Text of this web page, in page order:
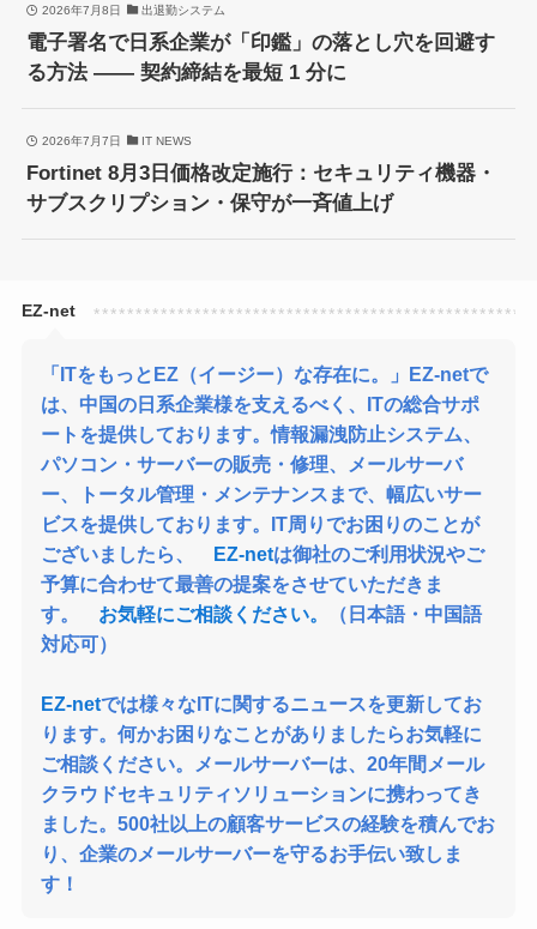
2026年7月8日 出退勤システム
電子署名で日系企業が「印鑑」の落とし穴を回避す
る方法 —— 契約締結を最短 1 分に
2026年7月7日 IT NEWS
Fortinet 8月3日価格改定施行：セキュリティ機器・
サブスクリプション・保守が一斉値上げ
「ITをもっとEZ（イージー）な存在に。」EZ-netで
は、中国の日系企業様を支えるべく、ITの総合サポ
ートを提供しております。情報漏洩防止システム、
パソコン・サーバーの販売・修理、メールサーバ
ー、トータル管理・メンテナンスまで、幅広いサー
ビスを提供しております。IT周りでお困りのことが
ございましたら、 EZ-netは御社のご利用状況やご
予算に合わせて最善の提案をさせていただきま
す。 お気軽にご相談ください。
（日本語・中国語
対応可）
EZ-netでは様々なITに関するニュースを更新してお
ります。何かお困りなことがありましたらお気軽に
ご相談ください。メールサーバーは、20年間メール
クラウドセキュリティソリューションに携わってき
ました。500社以上の顧客サービスの経験を積んでお
り、企業のメールサーバーを守るお手伝い致しま
す！